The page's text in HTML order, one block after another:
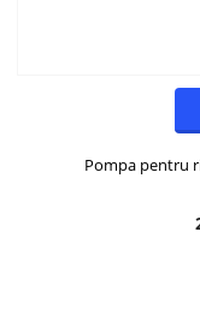
Pompa pentru